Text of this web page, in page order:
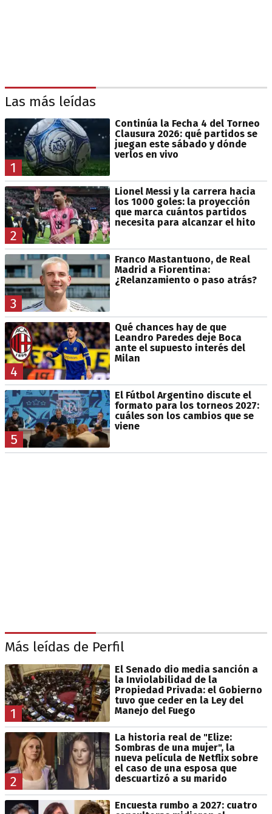
Las más leídas
1
Continúa la Fecha 4 del Torneo
Clausura 2026: qué partidos se
juegan este sábado y dónde
verlos en vivo
2
Lionel Messi y la carrera hacia
los 1000 goles: la proyección
que marca cuántos partidos
necesita para alcanzar el hito
3
Franco Mastantuono, de Real
Madrid a Fiorentina:
¿Relanzamiento o paso atrás?
4
Qué chances hay de que
Leandro Paredes deje Boca
ante el supuesto interés del
Milan
5
El Fútbol Argentino discute el
formato para los torneos 2027:
cuáles son los cambios que se
viene
Más leídas de Perfil
1
El Senado dio media sanción a
la Inviolabilidad de la
Propiedad Privada: el Gobierno
tuvo que ceder en la Ley del
Manejo del Fuego
2
La historia real de "Elize:
Sombras de una mujer", la
nueva película de Netflix sobre
el caso de una esposa que
descuartizó a su marido
Encuesta rumbo a 2027: cuatro